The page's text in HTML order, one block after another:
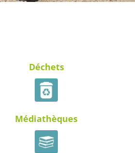
Déchets
Médiathèques